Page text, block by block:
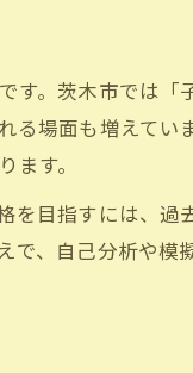
す。茨木市では「
る場面も増えてい
す。
を目指すには、過
で、自己分析や模